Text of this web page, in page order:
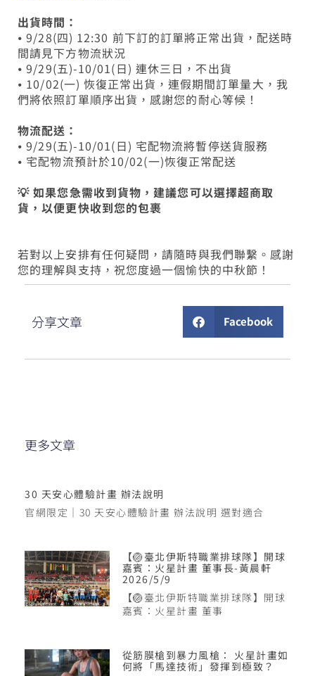
出貨時間：
⦁ 9/28(四) 12:30 前下訂的訂單將正常出貨，配送時
間請見下方物流狀況
⦁ 9/29(五)-10/01(日) 連休三日，不出貨
⦁ 10/02(一) 恢復正常出貨，連假期間訂單量大，我
們將依照訂單順序出貨，感謝您的耐心等候！
物流配送：
⦁ 9/29(五)-10/01(日) 宅配物流將暫停送貨服務
⦁ 宅配物流預計於10/02(一)恢復正常配送
💡 如果您急需收到貨物，建議您可以選擇超商取
貨，以便更快收到您的包裹
若對以上安排有任何疑問，請隨時與我們聯繫。感謝
您的理解與支持，祝您度過一個愉快的中秋節！
分享文章 Facebook
更多文章
30 天安心體驗計畫 辦法說明
官網限定｜30 天安心體驗計畫 辦法說明 選對適合
【🏐臺北伊斯特職業排球隊】開球
嘉賓：火星計畫 董事長-黃晨軒
2026/5/9
【🏐臺北伊斯特職業排球隊】開球
嘉賓：火星計畫 董事
從筋膜槍到暴力風槍： 火星計畫如
何將「馬達技術」發揮到極致？